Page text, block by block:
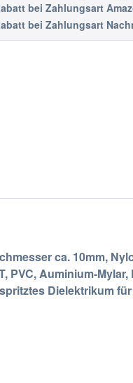
bei Zahlungsart
bei Zahlungsart
ca. 10mm,
Auminium-Mylar,
Dielektrikum